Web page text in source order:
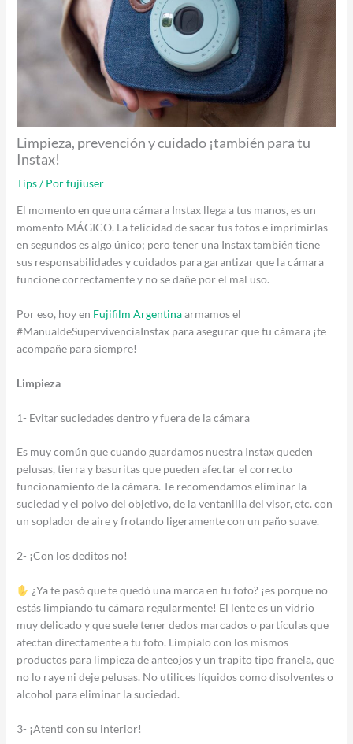
Limpieza, prevención y cuidado ¡también para tu
Instax!
Tips/ Porfujiuser
El momento en que una cámara Instax llega a tus manos, es un
momento MÁGICO. La felicidad de sacar tus fotos e imprimirlas
en segundos es algo único; pero tener una Instax también tiene
sus responsabilidades y cuidados para garantizar que la cámara
funcione correctamente y no se dañe por el mal uso.
Por eso, hoy en Fujifilm Argentinaarmamos el
#ManualdeSupervivenciaInstax para asegurar que tu cámara ¡te
acompañe para siempre!
Limpieza
1- Evitar suciedades dentro y fuera de la cámara
Es muy común que cuando guardamos nuestra Instax queden
pelusas, tierra y basuritas que pueden afectar el correcto
funcionamiento de la cámara. Te recomendamos eliminar la
suciedad y el polvo del objetivo, de la ventanilla del visor, etc. con
un soplador de aire y frotando ligeramente con un paño suave.
2- ¡Con los deditos no!
¿Ya te pasó que te quedó una marca en tu foto? ¡es porque no
estás limpiando tu cámara regularmente! El lente es un vidrio
muy delicado y que suele tener dedos marcados o partículas que
afectan directamente a tu foto. Limpialo con los mismos
productos para limpieza de anteojos y un trapito tipo franela, que
no lo raye ni deje pelusas. No utilices líquidos como disolventes o
alcohol para eliminar la suciedad.
3- ¡Atenti con su interior!